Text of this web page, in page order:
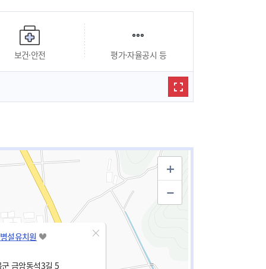
보건·안전 평가·자율공시 등
설유치원
금암동석3길 5